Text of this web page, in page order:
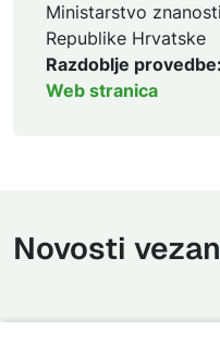
Ministarstvo
Republike Hrvatske
Razdoblje provedbe:
Web stranica
Novosti